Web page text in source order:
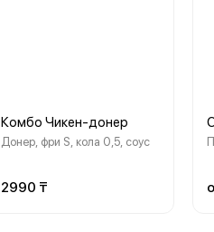
Комбо Чикен-донер
Донер, фри S, кола 0,5, соус
2990 ₸